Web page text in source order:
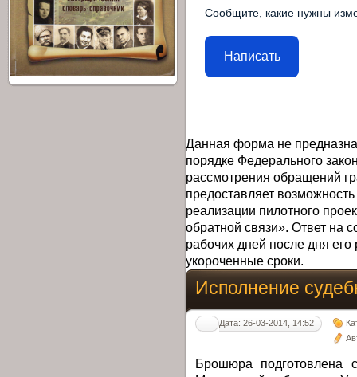
Сообщите, какие нужны
Написать
Данная форма не
порядке Федерального
рассмотрения обращений
предоставляет
реализации пилотного
обратной связи». Ответ на
рабочих дней после дня
укороченные сроки.
Исполнение
Дата: 26-03-2014, 14:52
Брошюра подготовлена